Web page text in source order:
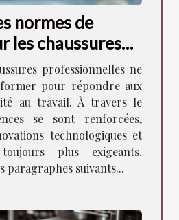
normes de
les chaussures
professionnelles ne
pour répondre aux
au travail. À travers le
se sont renforcées,
technologiques et
plus exigeants.
paragraphes suivants...